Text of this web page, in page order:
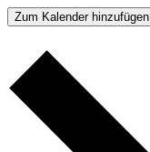
Zum Kalender hinzufügen